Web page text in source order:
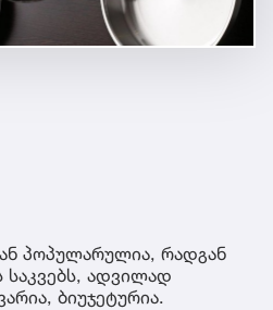
პოპულარულია, რადგან
საკვებს, ადვილად
ბიუჯეტურია.